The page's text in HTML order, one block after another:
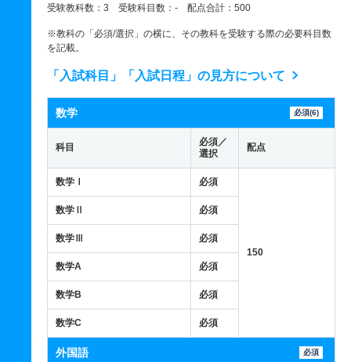
受験教科数：3 受験科目数：- 配点合計：500
※教科の「必須/選択」の横に、その教科を受験する際の必要科目数
を記載。
「入試科目」「入試日程」の見方について
数学 必須(6)
科目
必須／
選択
配点
数学Ⅰ 必須
150
数学Ⅱ 必須
数学Ⅲ 必須
数学A 必須
数学B 必須
数学C 必須
外国語 必須